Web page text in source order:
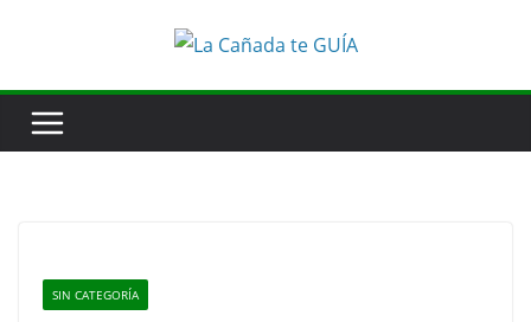
SIN CATEGORÍA